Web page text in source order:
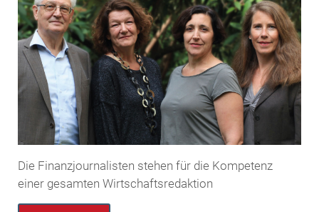
Die Finanzjournalisten stehen für die Kompetenz
einer gesamten Wirtschaftsredaktion